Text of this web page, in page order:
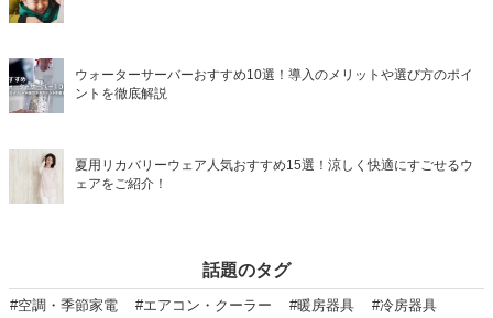
ウォーターサーバーおすすめ10選！導入のメリットや選び方のポイ
ントを徹底解説
夏用リカバリーウェア人気おすすめ15選！涼しく快適にすごせるウ
ェアをご紹介！
話題のタグ
#空調・季節家電 #エアコン・クーラー #暖房器具 #冷房器具